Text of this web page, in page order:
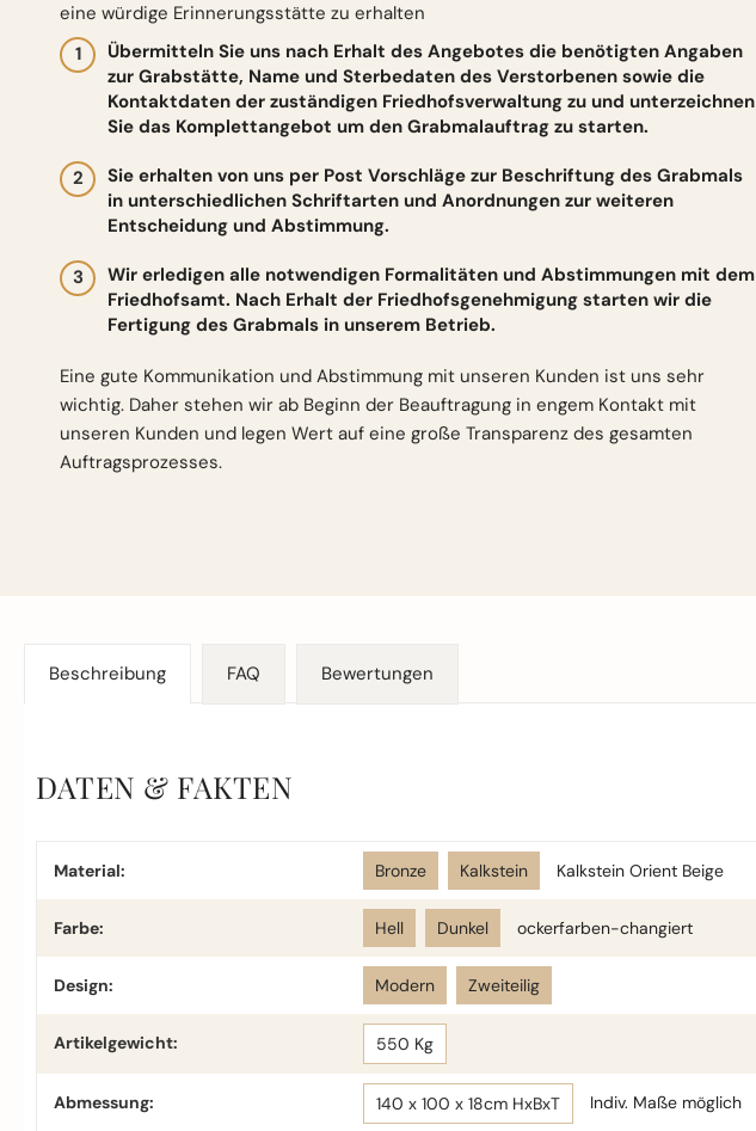
eine würdige Erinnerungsstätte zu erhalten
Übermitteln Sie uns nach Erhalt des Angebotes die benötigten Angaben
zur Grabstätte, Name und Sterbedaten des Verstorbenen sowie die
Kontaktdaten der zuständigen Friedhofsverwaltung zu und unterzeichnen
Sie das Komplettangebot um den Grabmalauftrag zu starten.
Sie erhalten von uns per Post Vorschläge zur Beschriftung des Grabmals
in unterschiedlichen Schriftarten und Anordnungen zur weiteren
Entscheidung und Abstimmung.
Wir erledigen alle notwendigen Formalitäten und Abstimmungen mit dem
Friedhofsamt. Nach Erhalt der Friedhofsgenehmigung starten wir die
Fertigung des Grabmals in unserem Betrieb.
Eine gute Kommunikation und Abstimmung mit unseren Kunden ist uns sehr
wichtig. Daher stehen wir ab Beginn der Beauftragung in engem Kontakt mit
unseren Kunden und legen Wert auf eine große Transparenz des gesamten
Auftragsprozesses.
Beschreibung
DATEN & FAKTEN
Material: Bronze Kalkstein Kalkstein Orient Beige
Farbe: Hell Dunkel ockerfarben-changiert
Design: Modern Zweiteilig
Artikelgewicht: 550 Kg
Abmessung: 140 x 100 x 18cm HxBxT Indiv. Maße möglich
FAQ Bewertungen